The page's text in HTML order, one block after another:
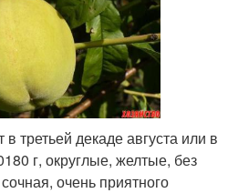
третьей декаде августа или в
г, округлые, желтые, без
очень приятного